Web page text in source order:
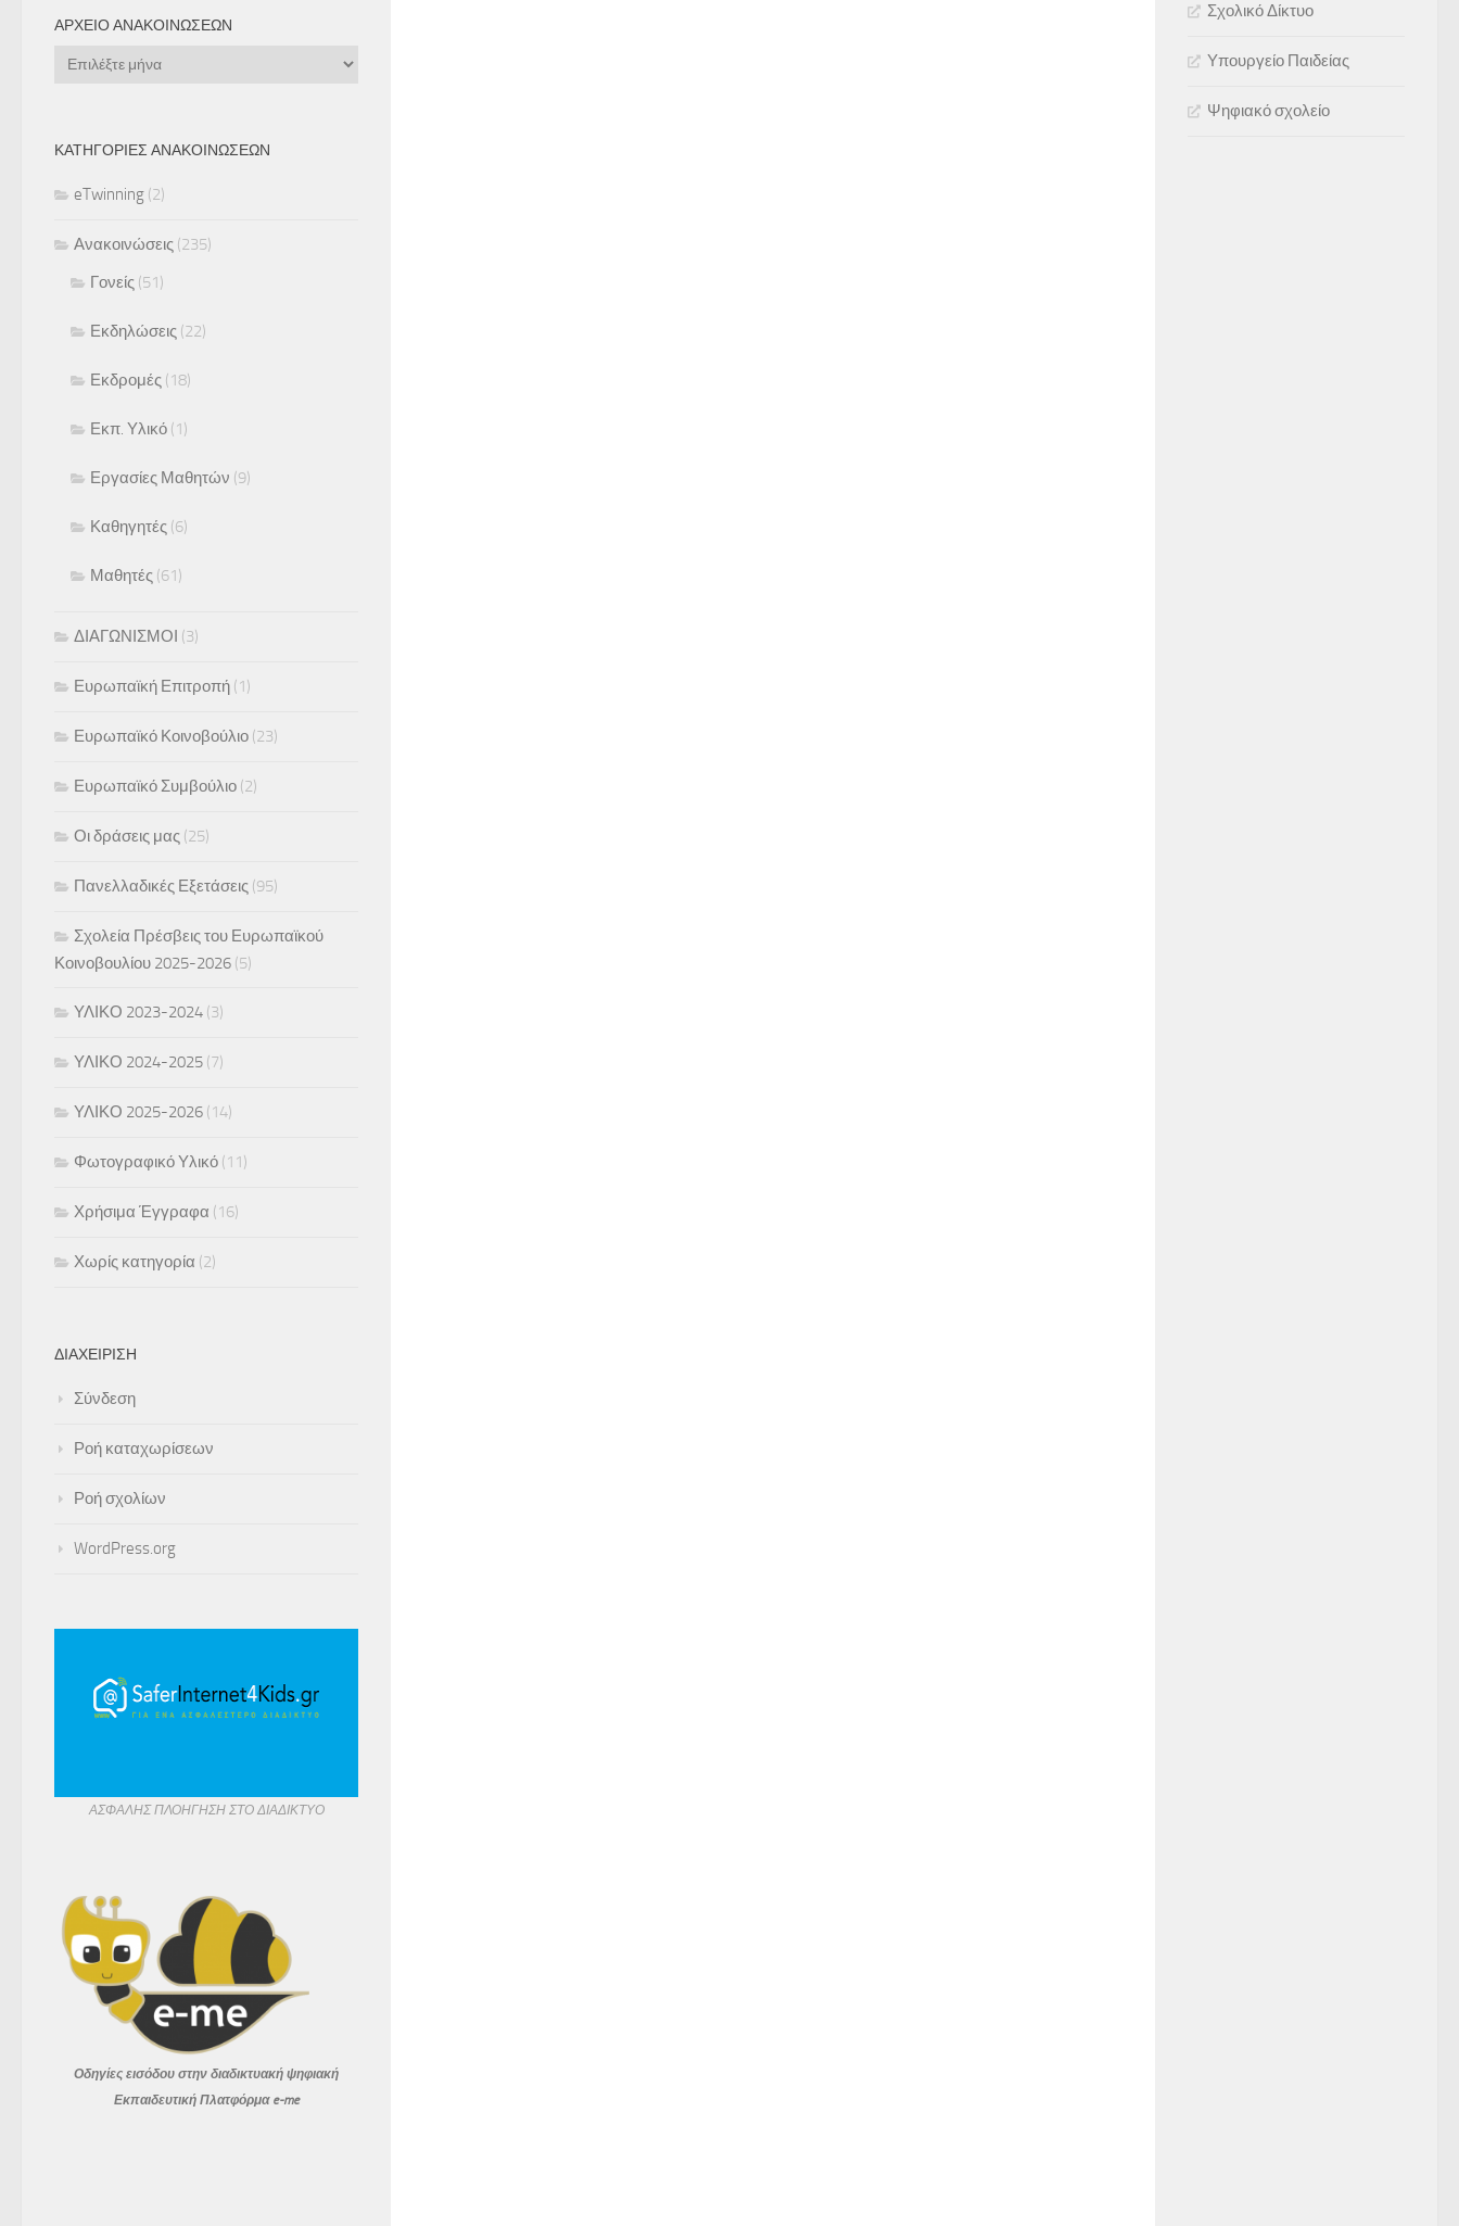
ΑΡΧΕΊΟ ΑΝΑΚΟΙΝΏΣΕΩΝ
Αρχείο
ΚΑΤΗΓΟΡΊΕΣ ΑΝΑΚΟΙΝΏΣΕΩΝ
eTwinning (2)
Ανακοινώσεις (235)
Γονείς (51)
Εκδηλώσεις (22)
Εκδρομές (18)
Εκπ. Υλικό (1)
Εργασίες Μαθητών (9)
Καθηγητές (6)
Μαθητές (61)
ΔΙΑΓΩΝΙΣΜΟΙ (3)
Ευρωπαϊκή Επιτροπή (1)
Ευρωπαϊκό Κοινοβούλιο (23)
Ευρωπαϊκό Συμβούλιο (2)
Οι δράσεις μας (25)
Πανελλαδικές Εξετάσεις (95)
Σχολεία Πρέσβεις του Ευρωπαϊκού
Κοινοβουλίου 2025-2026 (5)
ΥΛΙΚΟ 2023-2024 (3)
ΥΛΙΚΟ 2024-2025 (7)
ΥΛΙΚΟ 2025-2026 (14)
Φωτογραφικό Υλικό (11)
Χρήσιμα Έγγραφα (16)
Χωρίς κατηγορία (2)
ΔΙΑΧΕΊΡΙΣΗ
Σύνδεση
Ροή καταχωρίσεων
Ροή σχολίων
WordPress.org
ΑΣΦΑΛΗΣ ΠΛΟΗΓΗΣΗ ΣΤΟ ΔΙΑΔΙΚΤΥΟ
Οδηγίες εισόδου στην διαδικτυακή ψηφιακή
Εκπαιδευτική Πλατφόρμα e-me
Σχολικό Δίκτυο
Υπουργείο Παιδείας
Ψηφιακό σχολείο